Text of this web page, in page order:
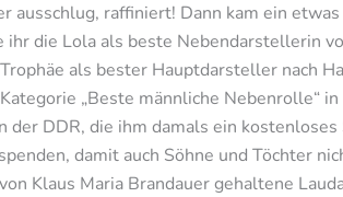
ausschlug, raffiniert! Dann kam ein
ihr die Lola als beste Nebendarstellerin
als bester Hauptdarsteller nach
„Beste männliche Nebenrolle“
der DDR, die ihm damals ein
damit auch Söhne und Töchter
Klaus Maria Brandauer gehaltene